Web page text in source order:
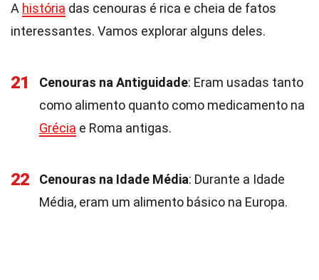
A história das cenouras é rica e cheia de fatos
interessantes. Vamos explorar alguns deles.
21 Cenouras na Antiguidade: Eram usadas tanto
como alimento quanto como medicamento na
Grécia e Roma antigas.
22 Cenouras na Idade Média: Durante a Idade
Média, eram um alimento básico na Europa.